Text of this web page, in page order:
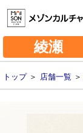
綾瀬
トップ＞ 店舗一覧 ＞